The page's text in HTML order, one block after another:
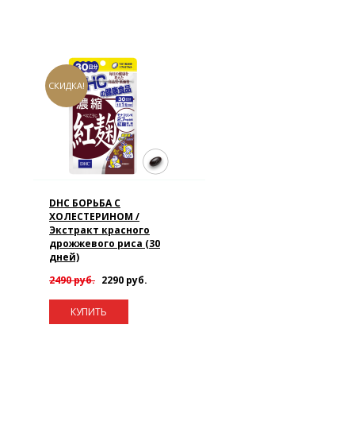
СКИДКА!
DHC БОРЬБА С
ХОЛЕСТЕРИНОМ /
Экстракт красного
дрожжевого риса (30
дней)
2490 руб. 2290 руб.
КУПИТЬ